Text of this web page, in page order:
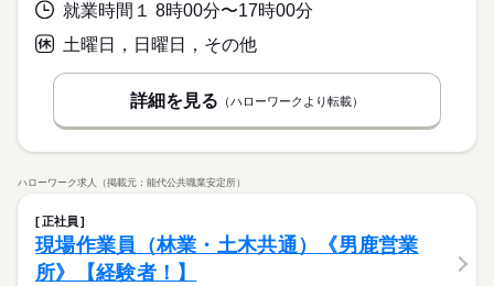
就業時間１ 8時00分〜17時00分
土曜日，日曜日，その他
詳細を見る （ハローワークより転載）
ハローワーク求人（掲載元：能代公共職業安定所）
正社員
現場作業員（林業・土木共通）《男鹿営業
所》【経験者！】